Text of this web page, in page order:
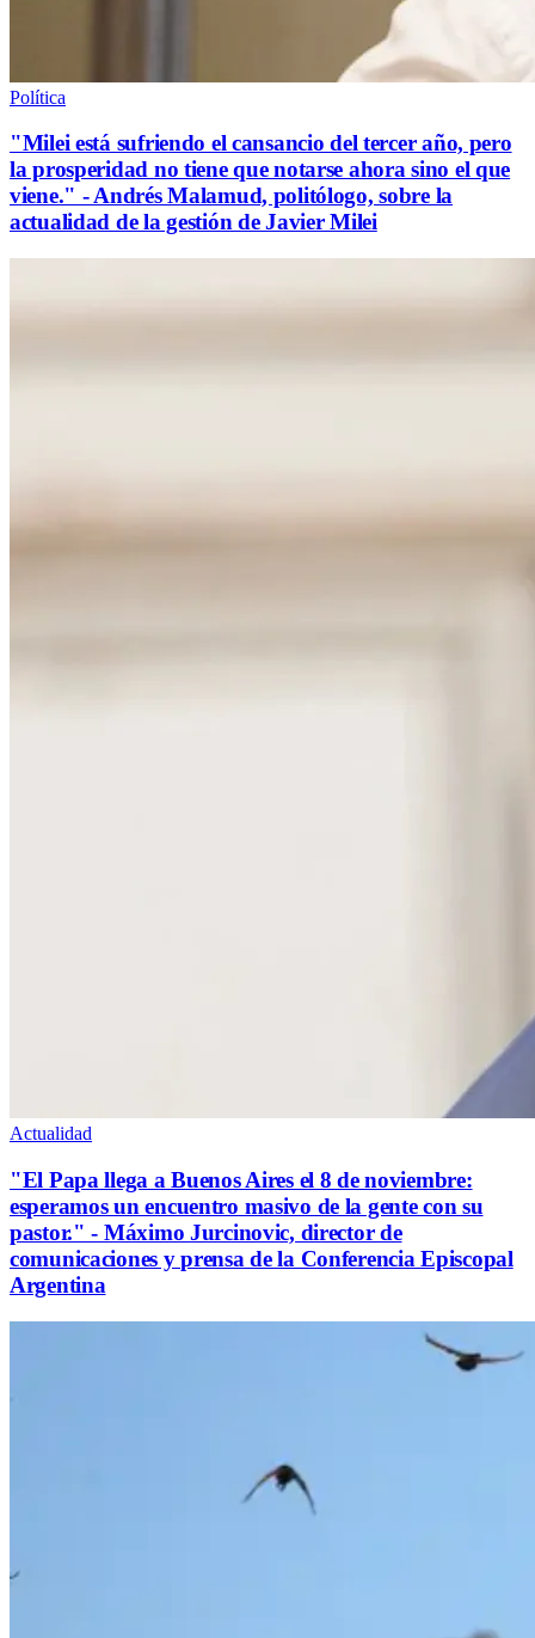
Política
"Milei está sufriendo el cansancio del tercer año, pero
la prosperidad no tiene que notarse ahora sino el que
viene." - Andrés Malamud, politólogo, sobre la
actualidad de la gestión de Javier Milei
Actualidad
"El Papa llega a Buenos Aires el 8 de noviembre:
esperamos un encuentro masivo de la gente con su
pastor." - Máximo Jurcinovic, director de
comunicaciones y prensa de la Conferencia Episcopal
Argentina